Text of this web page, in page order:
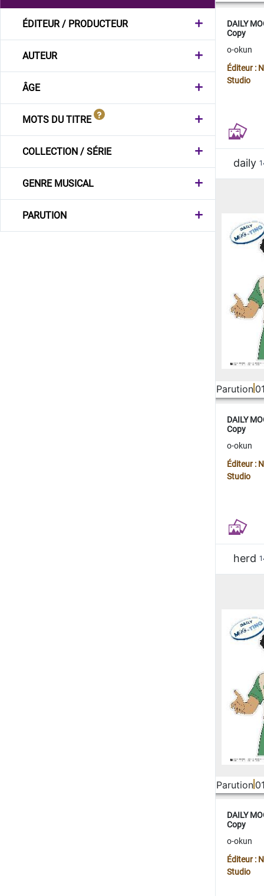
ÉDITEUR / PRODUCTEUR
AUTEUR
ÂGE
MOTS DU TITRE
COLLECTION / SÉRIE
GENRE MUSICAL
PARUTION
DAILY
Copy
o-okun
Éditeur :
Studio
daily
Parution
DAILY
Copy
o-okun
Éditeur :
Studio
herd
Parution
DAILY
Copy
o-okun
Éditeur :
Studio